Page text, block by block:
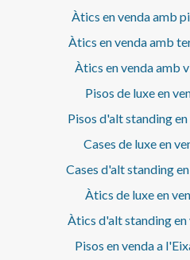
Barcelona com per a
singular en una ubicació consolidada. Algunes
correspondre a la realitat.
Àtics en venda amb
Àtics en venda amb
Àtics en venda amb
Pisos de luxe en
Pisos d'alt standing
Cases de luxe en
Cases d'alt standing
Àtics de luxe en
Àtics d'alt standing en
Pisos en venda a